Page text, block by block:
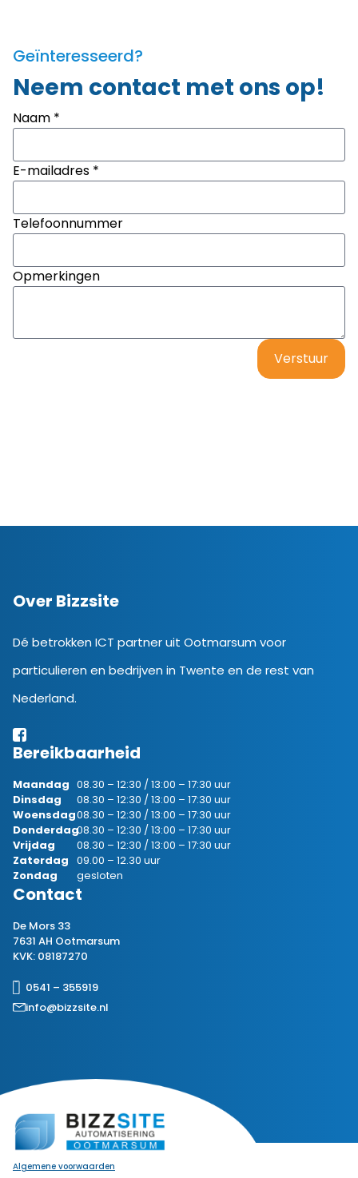
Geïnteresseerd?
Neem contact met ons op!
Naam *
E-mailadres *
Telefoonnummer
Opmerkingen
Verstuur
Over Bizzsite
Dé betrokken ICT partner uit Ootmarsum voor
particulieren en bedrijven in Twente en de rest van
Nederland.
Bereikbaarheid
Maandag 08.30 – 12:30 / 13:00 – 17:30 uur
Dinsdag
08.30 – 12:30 / 13:00 – 17:30 uur
Woensdag08.30 – 12:30 / 13:00 – 17:30 uur
Donderdag08.30 – 12:30 / 13:00 – 17:30 uur
Vrijdag
08.30 – 12:30 / 13:00 – 17:30 uur
Zaterdag 09.00 – 12.30 uur
Zondag
gesloten
Contact
De Mors 33
7631 AH Ootmarsum
KVK: 08187270
0541 – 355919
info@bizzsite.nl
Algemene voorwaarden